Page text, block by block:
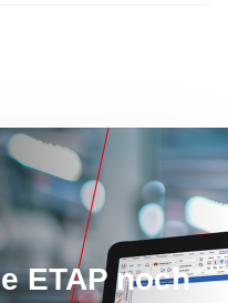
ETAP noch